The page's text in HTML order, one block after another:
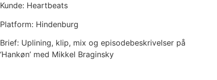
Kunde: Heartbeats
Platform: Hindenburg
Brief: Uplining, klip, mix og episodebeskrivelser på
‘Hankøn’ med Mikkel Braginsky